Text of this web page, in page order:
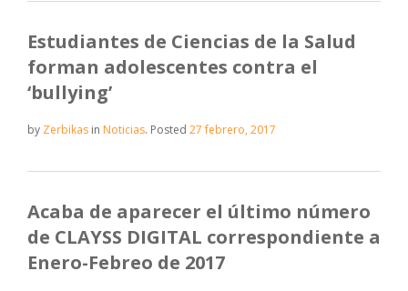
Estudiantes de Ciencias de la Salud
forman adolescentes contra el
‘bullying’
by Zerbikas in Noticias. Posted 27 febrero, 2017
Acaba de aparecer el último número
de CLAYSS DIGITAL correspondiente a
Enero-Febreo de 2017